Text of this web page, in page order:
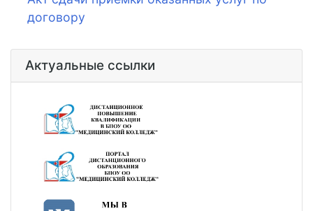
договору
Актуальные ссылки